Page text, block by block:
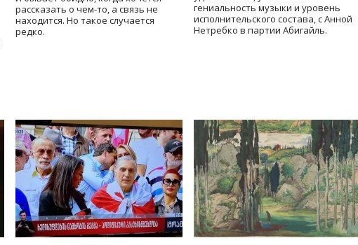
рассказать о чем-то, а связь не
находится. Но такое случается
редко.
гениальность музыки и уровень
исполнительского состава, с Анной
Нетребко в партии Абигайль.